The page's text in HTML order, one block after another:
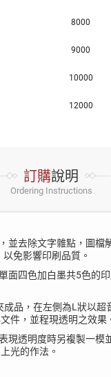
8000
9000
10000
12000
訂購說明
Ordering Instructions
並去除文字雜點，圖檔
免影響印刷品質。
面四色加白墨共5色的
成品，在左側為L狀以超
件，並程現透明之效果
現透明度時另複製一模
光的作法。